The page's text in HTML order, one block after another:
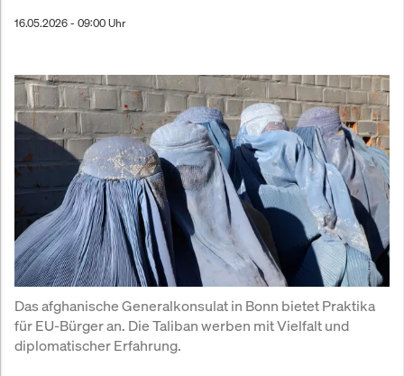
16.05.2026 - 09:00 Uhr
Das afghanische Generalkonsulat in Bonn bietet Praktika
für EU-Bürger an. Die Taliban werben mit Vielfalt und
diplomatischer Erfahrung.